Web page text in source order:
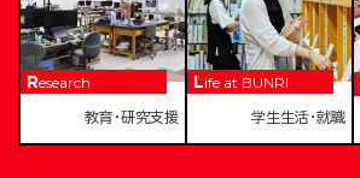
Research
教育・研究支援
Life at BUNRI
学生生活・就職